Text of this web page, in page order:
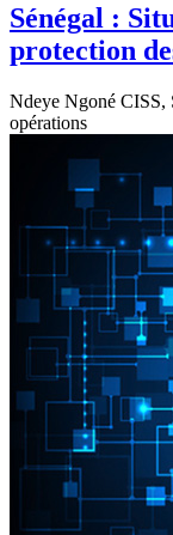
Sénégal :
protection
Ndeye Ngoné CISS,
opérations